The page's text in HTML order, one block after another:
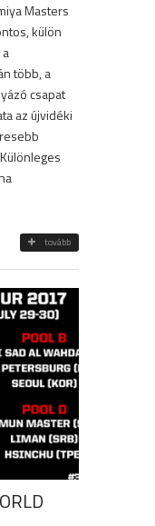
Masters
külön
több, a
csapat
az újvidéki
tovább